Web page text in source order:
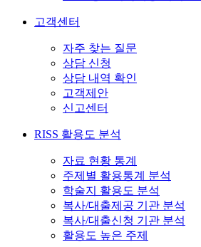
고객센터
자주 찾는 질문
상담 신청
상담 내역 확인
고객제안
신고센터
RISS 활용도 분석
자료 현황 통계
주제별 활용통계 분석
학술지 활용도 분석
복사/대출제공 기관 분석
복사/대출신청 기관 분석
활용도 높은 주제